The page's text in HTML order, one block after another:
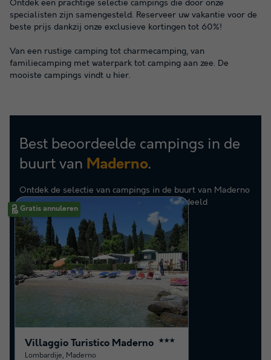
Ontdek een prachtige selectie campings die door onze
specialisten zijn samengesteld. Reserveer uw vakantie voor de
beste prijs dankzij onze exclusieve kortingen tot 60%!
Van een rustige camping tot charmecamping, van
familiecamping met waterpark tot camping aan zee. De
mooiste campings vindt u hier.
Best beoordeelde campings in de
buurt van Maderno.
Ontdek de selectie van campings in de buurt van Maderno
die door onze klanten als beste zijn beoordeeld
Gratis annuleren
Villaggio Turistico Maderno ★★★
Lombardije, Maderno